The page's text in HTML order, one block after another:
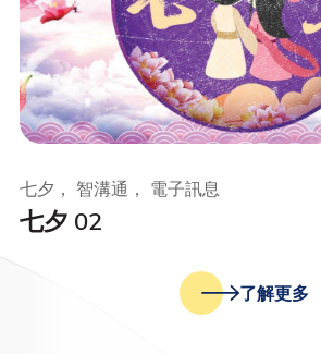
七夕 02
七夕， 智溝通， 電子訊息
了解更多